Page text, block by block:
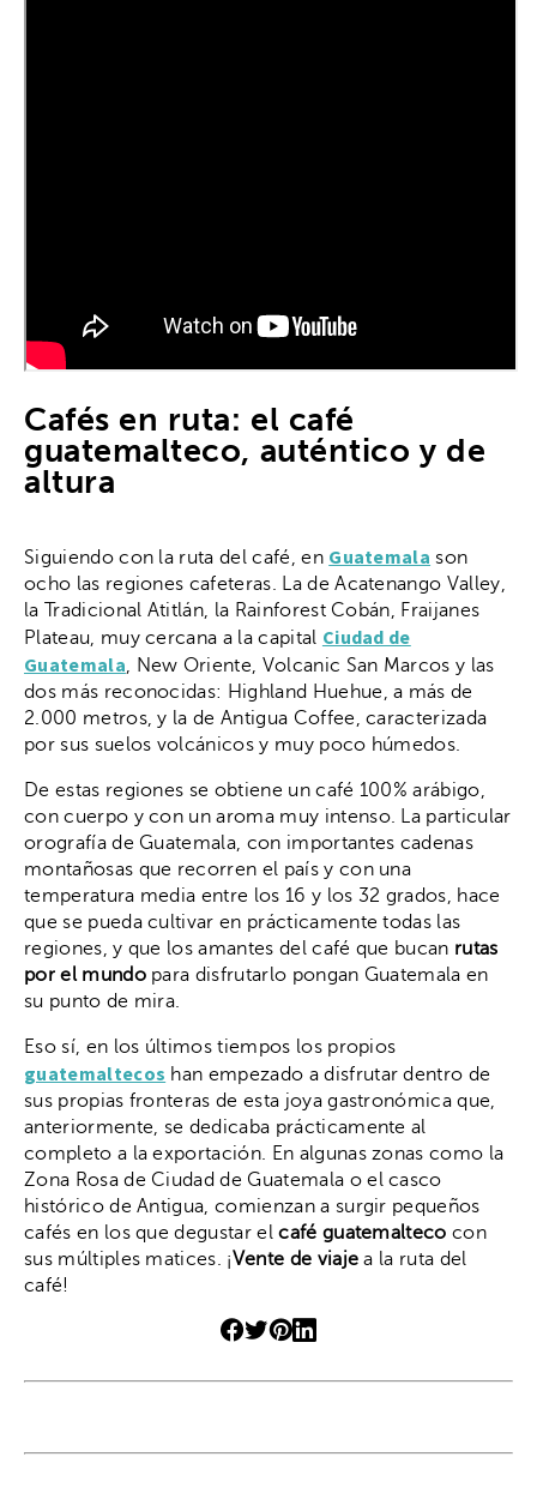
Cafés en ruta: el café
guatemalteco, auténtico y de
altura
Siguiendo con la ruta del café, en Guatemala son
ocho las regiones cafeteras. La de Acatenango Valley,
la Tradicional Atitlán, la Rainforest Cobán, Fraijanes
Plateau, muy cercana a la capital Ciudad de
Guatemala, New Oriente, Volcanic San Marcos y las
dos más reconocidas: Highland Huehue, a más de
2.000 metros, y la de Antigua Coffee, caracterizada
por sus suelos volcánicos y muy poco húmedos.
De estas regiones se obtiene un café 100% arábigo,
con cuerpo y con un aroma muy intenso. La particular
orografía de Guatemala, con importantes cadenas
montañosas que recorren el país y con una
temperatura media entre los 16 y los 32 grados, hace
que se pueda cultivar en prácticamente todas las
regiones, y que los amantes del café que bucan rutas
por el mundopara disfrutarlo pongan Guatemala en
su punto de mira.
Eso sí, en los últimos tiempos los propios
guatemaltecos han empezado a disfrutar dentro de
sus propias fronteras de esta joya gastronómica que,
anteriormente, se dedicaba prácticamente al
completo a la exportación. En algunas zonas como la
Zona Rosa de Ciudad de Guatemala o el casco
histórico de Antigua, comienzan a surgir pequeños
cafés en los que degustar elcafé guatemalteco con
sus múltiples matices. ¡Vente de viaje a la ruta del
café!